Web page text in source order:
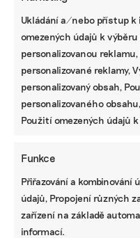
Ukládání a/nebo přístup k
omezených údajů k
personalizovanou
personalizované reklamy,
personalizovaný obsah,
personalizovaného
Použití omezených údajů
Funkce
Přiřazování a kombinování
údajů, Propojení různých
zařízení na základě
informací.
KOMERČNÍ SDĚLENÍ
BRANDNEWS